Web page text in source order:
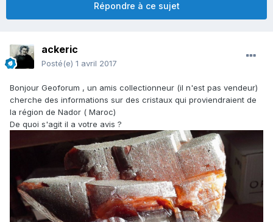
Répondre à ce sujet
ackeric
Posté(e) 1 avril 2017
Bonjour Geoforum , un amis collectionneur (il n'est pas vendeur)
cherche des informations sur des cristaux qui proviendraient de
la région de Nador ( Maroc)
De quoi s'agit il a votre avis ?